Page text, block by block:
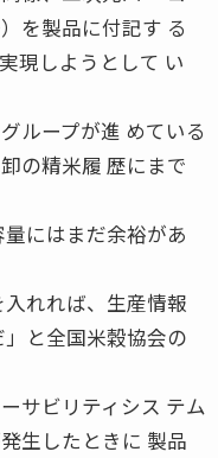
を製品に付記す る
現しようとして い
ループが進 めている
の精米履 歴にまで
にはまだ余裕があ
れれば、生産情報
と全国米穀協会の
サビリティシス テム
生したときに 製品